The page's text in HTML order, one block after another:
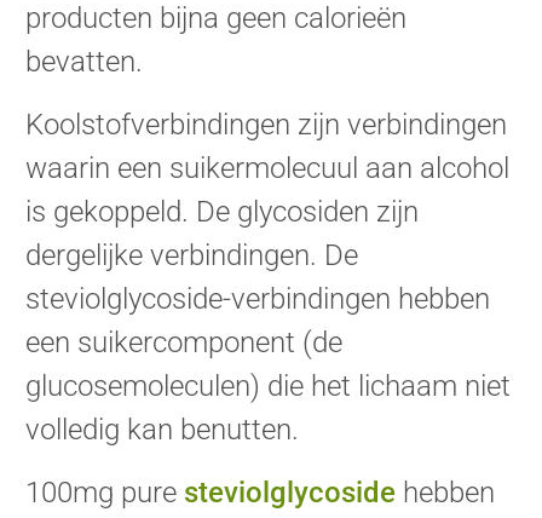
producten bijna geen calorieën
bevatten.
Koolstofverbindingen zijn verbindingen
waarin een suikermolecuul aan alcohol
is gekoppeld. De glycosiden zijn
dergelijke verbindingen. De
steviolglycoside-verbindingen hebben
een suikercomponent (de
glucosemoleculen) die het lichaam niet
volledig kan benutten.
100mg pure steviolglycoside hebben